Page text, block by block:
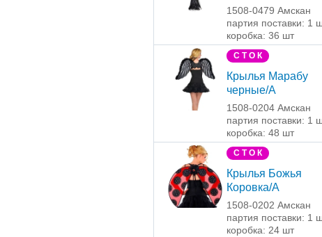
1508-0479 Амскан
партия поставки: 1
коробка: 36 шт
С Т О К
Крылья Марабу
черные/A
1508-0204 Амскан
партия поставки: 1
коробка: 48 шт
С Т О К
Крылья Божья
Коровка/A
1508-0202 Амскан
партия поставки: 1
коробка: 24 шт